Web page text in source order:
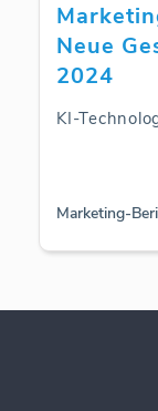
Neue
2024
KI-
Marketing-